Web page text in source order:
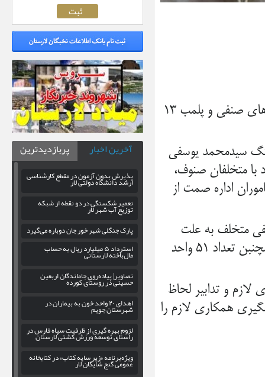
فرمانده انتظامی لارستان از اجرای طرح نظارت و ساماندهی واحد‌های صنفی و پلمب ۱۳
سیدمحمد یوسفی
متخلفان صنوف،
اداره صمت از
آمده توسط ماموران، ۱۳ واحد صنفی متخلف به علت
تکرار تخلفات صنفی در این خصوص شناسایی و پلمب شدند و همچنبن تعداد ۵۱ واحد
لازم و تدابیر لحاظ
همکاری لازم را
آخرین اخبار پربازدیدترین
پذیرش بدون آزمون در مقطع کارشناسی
ارشد دانشگاه دولتی لار
تعمیر شکستگی در دو نقطه از شبکه
توزیع آب شهر لار
پارک جنگلی شهر خور جان دوباره می‌گیرد
استرداد ۵ میلیارد ریال به حسابمال‌باخته لارستانی
تصاویر| پیاده‌روی جاماندگان اربعین
حسینی در روستای کورده
اهدای ۲۰ واحد خون به بیماران درشهرستان جویم
لزوم بهره‌ گیری از ظرفیت سپاه فارس در
راستای توسعه ورزش کشتی لارستان
ویژه‌برنامه «زیر سایه کتاب» در کتابخانه
عمومی گنج شایگان لار